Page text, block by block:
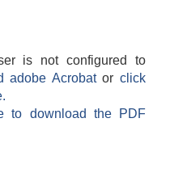
is not configured to
adobe Acrobatorclick
to download the PDF